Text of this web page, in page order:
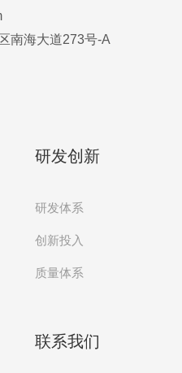
研发创新
研发体系
创新投入
质量体系
联系我们
南海大道273号-A